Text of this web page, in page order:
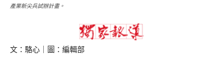
產業新尖兵試辦計畫。
文：駱心｜圖：編輯部